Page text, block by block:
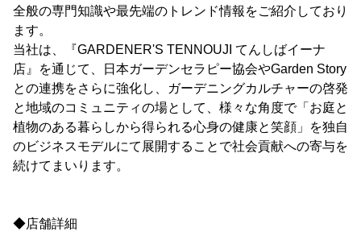
全般の専門知識や最先端のトレンド情報をご紹介しており
ます。
当社は、『GARDENER'S TENNOUJI てんしばイーナ
店』を通じて、日本ガーデンセラピー協会やGarden Story
との連携をさらに強化し、ガーデニングカルチャーの啓発
と地域のコミュニティの場として、様々な角度で「お庭と
植物のある暮らしから得られる心身の健康と笑顔」を独自
のビジネスモデルにて展開することで社会貢献への寄与を
続けてまいります。
◆店舗詳細